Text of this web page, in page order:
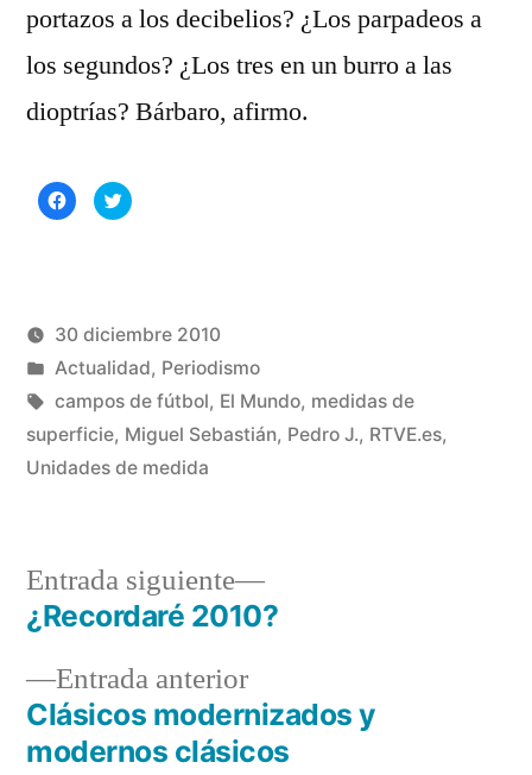
portazos a los decibelios? ¿Los parpadeos a
los segundos? ¿Los tres en un burro a las
dioptrías? Bárbaro, afirmo.
Haz
clic
una
ventana
Haz
clic
una
ventana
Publicado
por
Manuel
Rivas
Álvarez
30 diciembre 2010
Publicado
en
Actualidad, Periodismo
Etiquetas:
campos de fútbol, El Mundo, medidas de
superficie, Miguel Sebastián, Pedro J., RTVE.es,
Unidades de medida
Navegación
de
entradas
Entrada anteriorEntrada
anterior:
Clásicos modernizados y
modernos clásicos
Entrada siguiente
Entrada
siguiente:
¿Recordaré 2010?